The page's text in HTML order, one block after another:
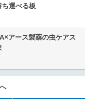
運べる板
アース製薬の虫ケアス